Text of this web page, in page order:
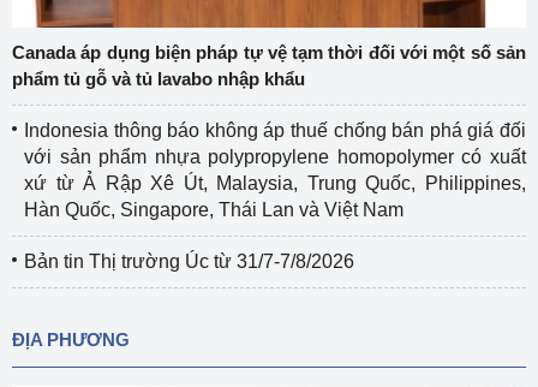
Canada áp dụng biện pháp tự vệ tạm thời đối với một số sản
phẩm tủ gỗ và tủ lavabo nhập khẩu
Indonesia thông báo không áp thuế chống bán phá giá đối
với sản phẩm nhựa polypropylene homopolymer có xuất
xứ từ Ả Rập Xê Út, Malaysia, Trung Quốc, Philippines,
Hàn Quốc, Singapore, Thái Lan và Việt Nam
Bản tin Thị trường Úc từ 31/7-7/8/2026
ĐỊA PHƯƠNG